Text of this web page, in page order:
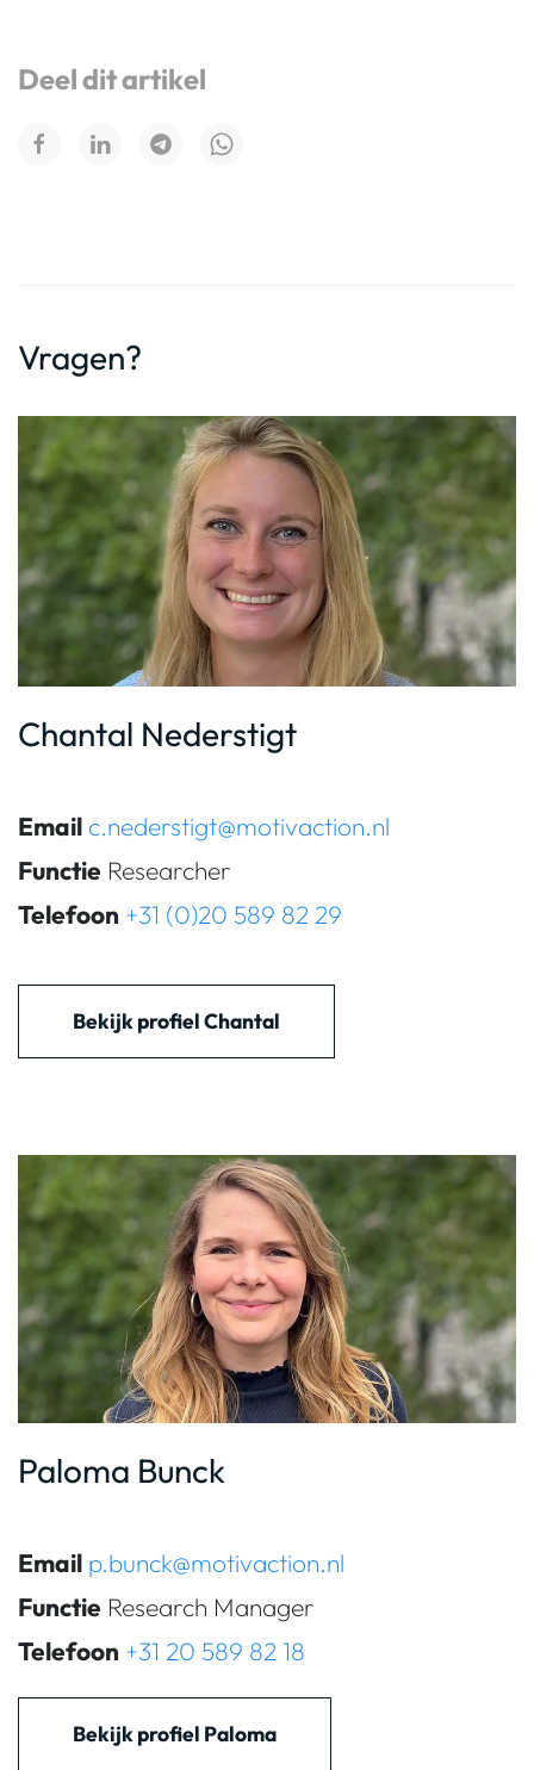
Deel dit artikel
Vragen?
Chantal Nederstigt
Email c.nederstigt@motivaction.nl
Functie Researcher
Telefoon +31 (0)20 589 82 29
Bekijk profiel Chantal
Paloma Bunck
Email p.bunck@motivaction.nl
Functie Research Manager
Telefoon +31 20 589 82 18
Bekijk profiel Paloma